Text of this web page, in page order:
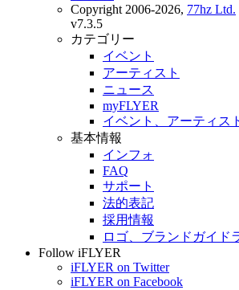
Copyright 2006-2026, 77hz Ltd.
v7.3.5
カテゴリー
イベント
アーティスト
ニュース
myFLYER
イベント、アーティス
基本情報
インフォ
FAQ
サポート
法的表記
採用情報
ロゴ、ブランドガイド
Follow iFLYER
iFLYER on Twitter
iFLYER on Facebook